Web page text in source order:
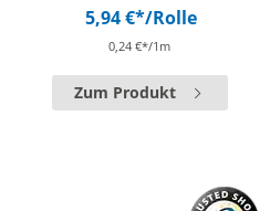
5,94 €*/Rolle
0,24 €*/1m
Zum Produkt